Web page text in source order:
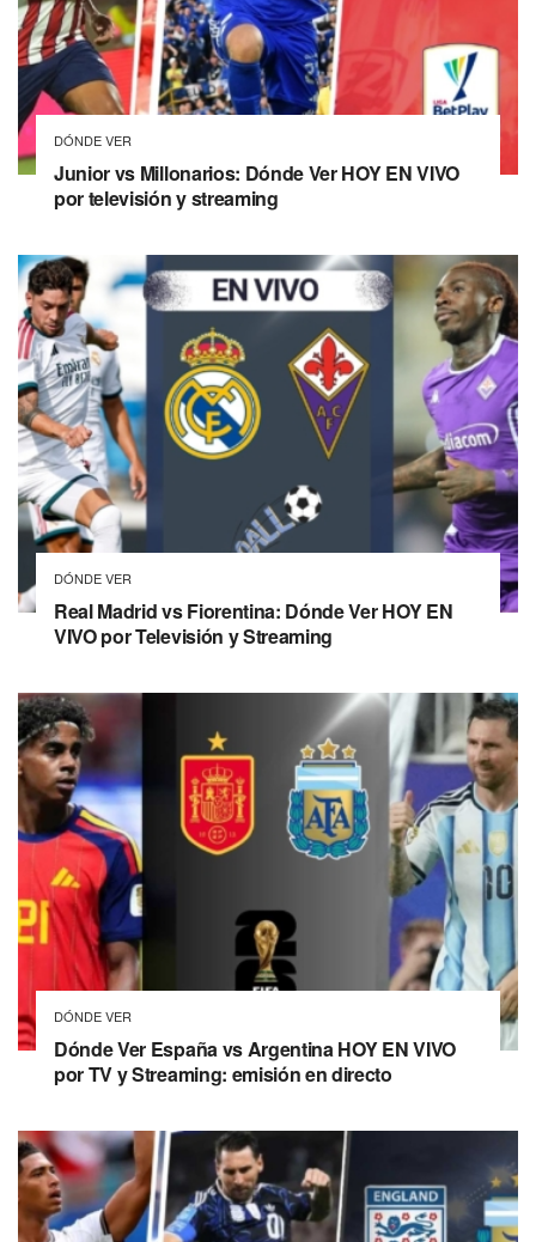
DÓNDE VER
Junior vs Millonarios: Dónde Ver HOY EN VIVO
por televisión y streaming
DÓNDE VER
Real Madrid vs Fiorentina: Dónde Ver HOY EN
VIVO por Televisión y Streaming
DÓNDE VER
Dónde Ver España vs Argentina HOY EN VIVO
por TV y Streaming: emisión en directo